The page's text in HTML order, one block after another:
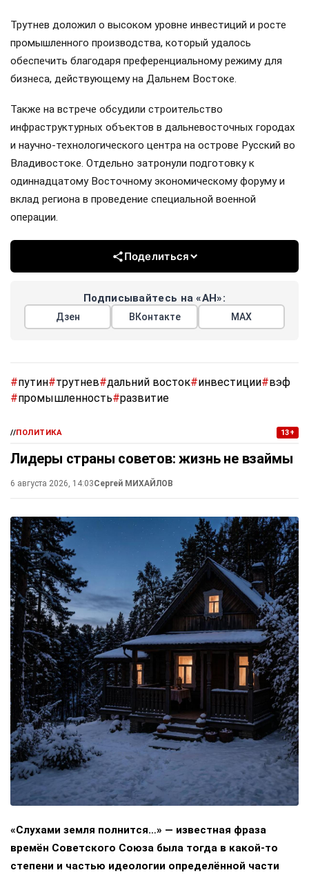
Трутнев доложил о высоком уровне инвестиций и росте
промышленного производства, который удалось
обеспечить благодаря преференциальному режиму для
бизнеса, действующему на Дальнем Востоке.
Также на встрече обсудили строительство
инфраструктурных объектов в дальневосточных городах
и научно-технологического центра на острове Русский во
Владивостоке. Отдельно затронули подготовку к
одиннадцатому Восточному экономическому форуму и
вклад региона в проведение специальной военной
операции.
Поделиться
Подписывайтесь на «АН»:
Дзен ВКонтакте МАХ
#путин#трутнев#дальний восток#инвестиции#вэф
#промышленность#развитие
//ПОЛИТИКА 13+
Лидеры страны советов: жизнь не взаймы
6 августа 2026, 14:03Сергей МИХАЙЛОВ
«Слухами земля полнится…» — известная фраза
времён Советского Союза была тогда в какой-то
степени и частью идеологии определённой части